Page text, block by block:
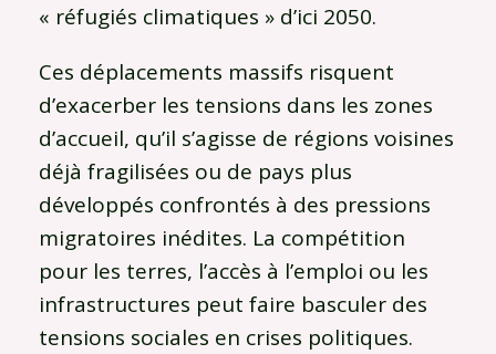
« réfugiés climatiques » d’ici 2050.
Ces déplacements massifs risquent
d’exacerber les tensions dans les zones
d’accueil, qu’il s’agisse de régions voisines
déjà fragilisées ou de pays plus
développés confrontés à des pressions
migratoires inédites. La compétition
pour les terres, l’accès à l’emploi ou les
infrastructures peut faire basculer des
tensions sociales en crises politiques.